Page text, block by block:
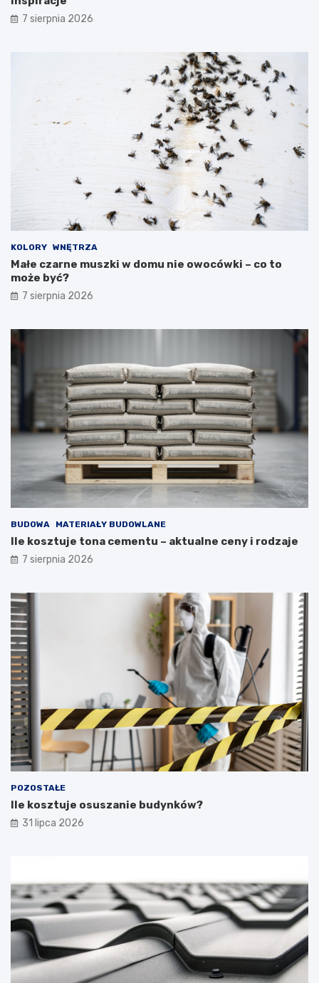
7 sierpnia 2026
KOLORY WNĘTRZA
Małe czarne muszki w domu nie owocówki – co to
może być?
7 sierpnia 2026
BUDOWA MATERIAŁY BUDOWLANE
Ile kosztuje tona cementu – aktualne ceny i rodzaje
7 sierpnia 2026
POZOSTAŁE
Ile kosztuje osuszanie budynków?
31 lipca 2026